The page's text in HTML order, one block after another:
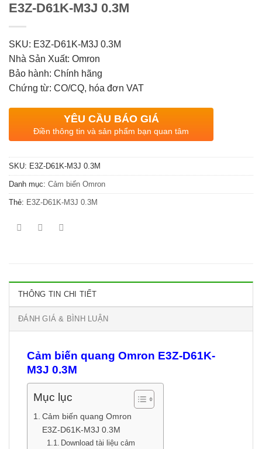
E3Z-D61K-M3J 0.3M
SKU: E3Z-D61K-M3J 0.3M
Nhà Sản Xuất: Omron
Bảo hành: Chính hãng
Chứng từ: CO/CQ, hóa đơn VAT
YÊU CẦU BÁO GIÁ
Điền thông tin và sản phẩm bạn quan tâm
SKU: E3Z-D61K-M3J 0.3M
Danh mục: Cảm biến Omron
Thẻ: E3Z-D61K-M3J 0.3M
THÔNG TIN CHI TIẾT
ĐÁNH GIÁ & BÌNH LUẬN
Cảm biến quang Omron E3Z-D61K-
M3J 0.3M
Mục lục
Cảm biến quang Omron
E3Z-D61K-M3J 0.3M
Download tài liệu cảm